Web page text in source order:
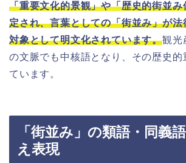
「重要文化的景観」や「歴史的街並み
定され、言葉としての「街並み」が法
対象として明文化されています。観光
の文脈でも中核語となり、その歴史的
ています。
「街並み」の類語・同義
え表現